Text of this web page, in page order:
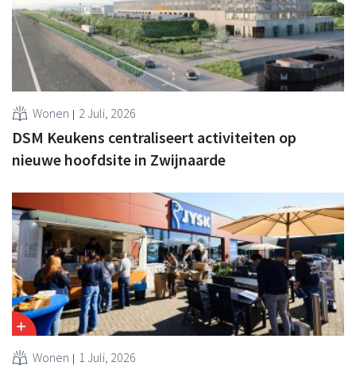
Wonen 2 Juli, 2026
DSM Keukens centraliseert activiteiten op
nieuwe hoofdsite in Zwijnaarde
Wonen 1 Juli, 2026